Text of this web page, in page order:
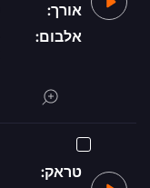
אורך:
אלבום:
טראק: